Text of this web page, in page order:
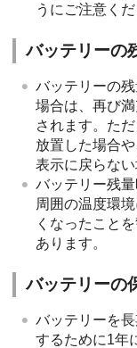
うにご注意くだ
バッテリーの
バッテリーの
場合は、再び
されます。た
放置した場合
表示に戻らない
バッテリー残
周囲の温度環
くなったこと
あります。
バッテリーの
バッテリーを
するために1年